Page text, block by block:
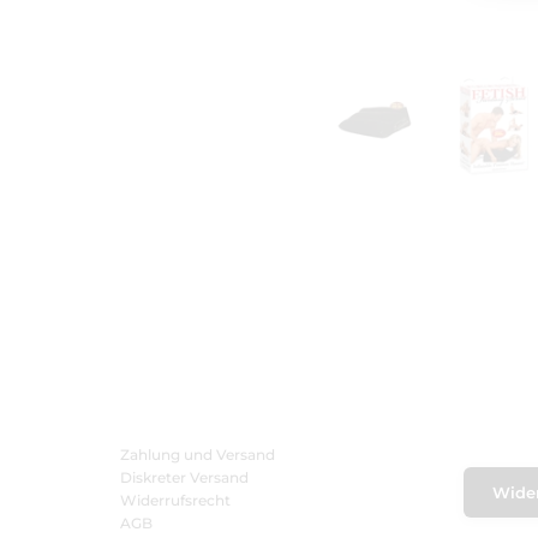
Zahlung und Versand
Diskreter Versand
Widerrufsrecht
AGB